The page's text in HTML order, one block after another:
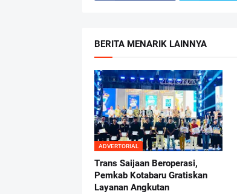
BERITA MENARIK LAINNYA
ADVERTORIAL
Trans Saijaan Beroperasi,
Pemkab Kotabaru Gratiskan
Layanan Angkutan